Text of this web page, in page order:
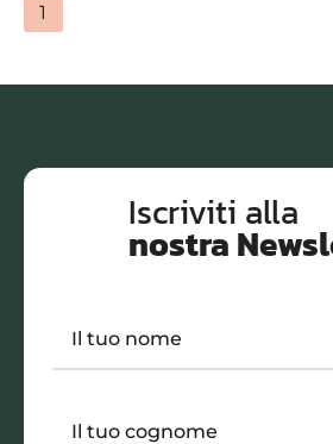
1
Iscriviti alla
nostra
Il tuo nome
Il tuo cognome